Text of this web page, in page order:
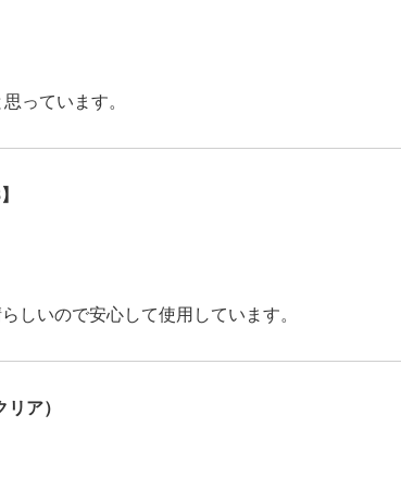
っています。
しいので安心して使用しています。
ア）